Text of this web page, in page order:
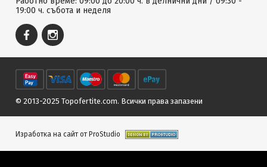
19:00 ч. събота и неделя
© 2013-2025 Topofertite.com. Всички права запазени
Изработка на сайт от ProStudio